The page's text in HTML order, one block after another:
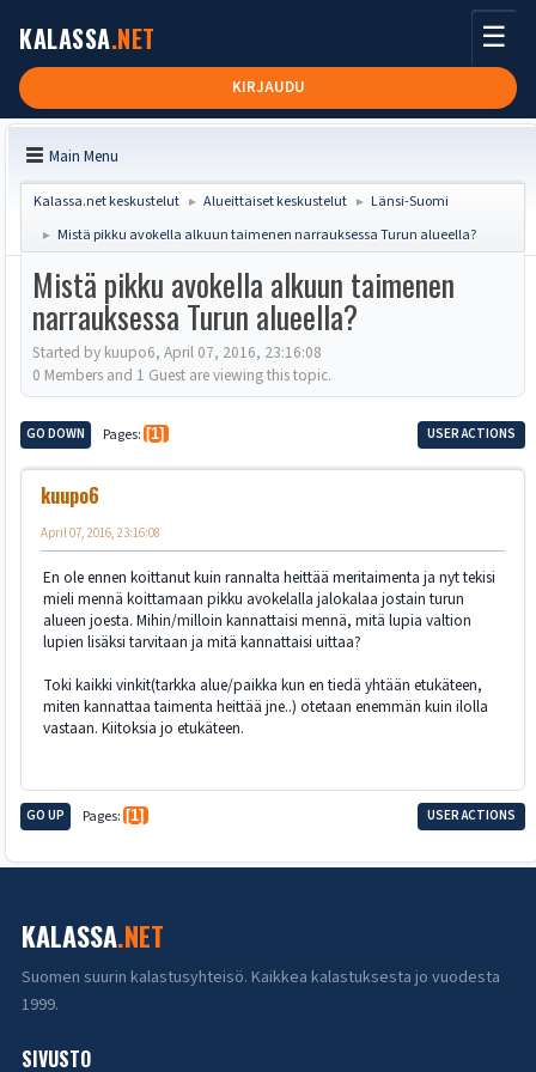
KALASSA.NET
KIRJAUDU
☰
Main Menu
Kalassa.net keskustelut ► Alueittaiset keskustelut ► Länsi-Suomi
► Mistä pikku avokella alkuun taimenen narrauksessa Turun alueella?
Mistä pikku avokella alkuun taimenen
narrauksessa Turun alueella?
Started by kuupo6, April 07, 2016, 23:16:08
0 Members and 1 Guest are viewing this topic.
GO DOWN Pages 1 USER ACTIONS
kuupo6
April 07, 2016, 23:16:08
En ole ennen koittanut kuin rannalta heittää meritaimenta ja nyt tekisi
mieli mennä koittamaan pikku avokelalla jalokalaa jostain turun
alueen joesta. Mihin/milloin kannattaisi mennä, mitä lupia valtion
lupien lisäksi tarvitaan ja mitä kannattaisi uittaa?
Toki kaikki vinkit(tarkka alue/paikka kun en tiedä yhtään etukäteen,
miten kannattaa taimenta heittää jne..) otetaan enemmän kuin ilolla
vastaan. Kiitoksia jo etukäteen.
GO UP Pages 1 USER ACTIONS
KALASSA.NET
Suomen suurin kalastusyhteisö. Kaikkea kalastuksesta jo vuodesta
1999.
SIVUSTO